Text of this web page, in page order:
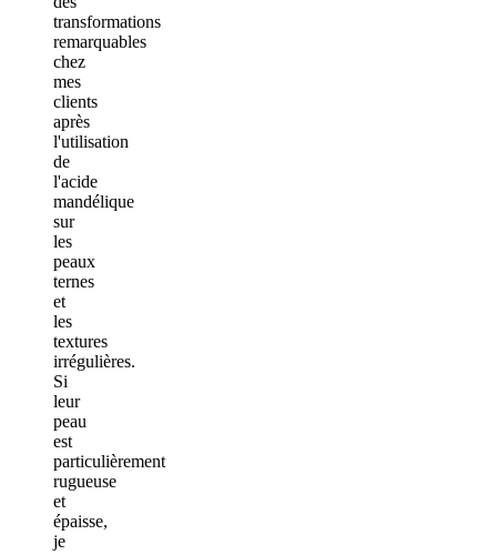
transformations
remarquables
chez
mes
clients
après
l'utilisation
de
l'acide
mandélique
sur
les
peaux
ternes
et
les
textures
irrégulières.
Si
leur
peau
est
particulièrement
rugueuse
et
épaisse,
je